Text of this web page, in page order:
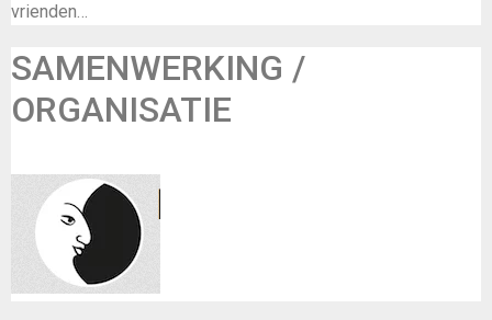
vrienden…
SAMENWERKING /
ORGANISATIE